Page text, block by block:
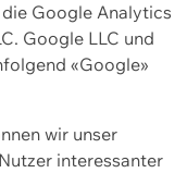
Google Analytics
Google LLC und
«Google»
wir unser
interessanter